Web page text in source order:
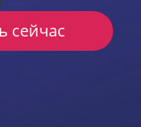
сейчас